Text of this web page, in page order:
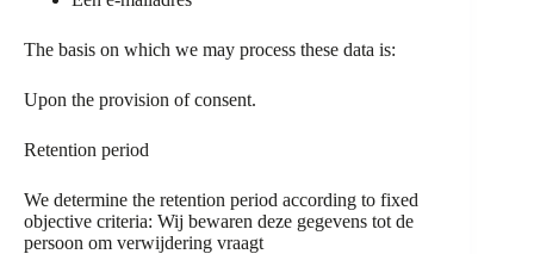
The basis on which we may process these data is:
Upon the provision of consent.
Retention period
We determine the retention period according to fixed
objective criteria: Wij bewaren deze gegevens tot de
persoon om verwijdering vraagt